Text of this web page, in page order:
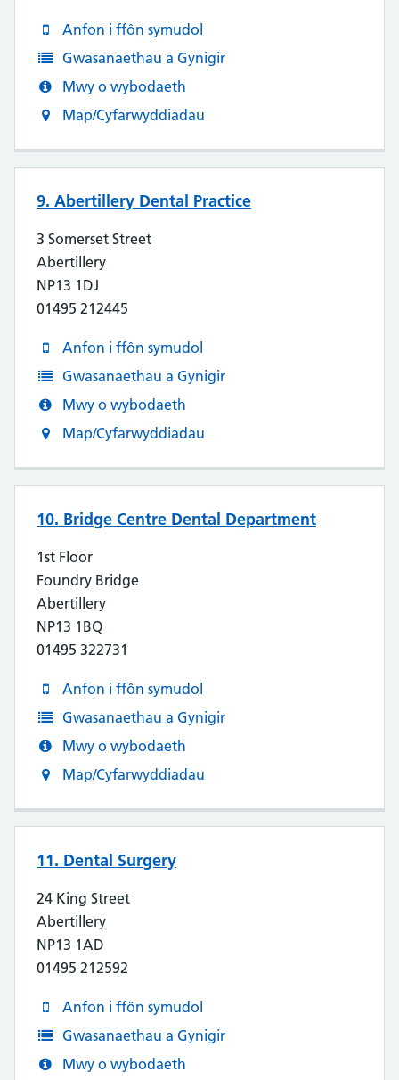
Anfon i ffôn symudol
Gwasanaethau a Gynigir
Mwy o wybodaeth
Map/Cyfarwyddiadau
9. Abertillery Dental Practice
3 Somerset Street
Abertillery
NP13 1DJ
01495 212445
Anfon i ffôn symudol
Gwasanaethau a Gynigir
Mwy o wybodaeth
Map/Cyfarwyddiadau
10. Bridge Centre Dental Department
1st Floor
Foundry Bridge
Abertillery
NP13 1BQ
01495 322731
Anfon i ffôn symudol
Gwasanaethau a Gynigir
Mwy o wybodaeth
Map/Cyfarwyddiadau
11. Dental Surgery
24 King Street
Abertillery
NP13 1AD
01495 212592
Anfon i ffôn symudol
Gwasanaethau a Gynigir
Mwy o wybodaeth